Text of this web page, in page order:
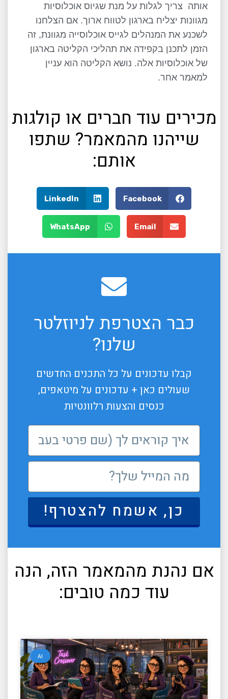
אותה צריך לגלות על מנת שגיוס אוכלוסיות
מגוונות יצליח בארגון לטווח ארוך. אם הצלחנו
לשכנע את המנהלים לגייס אוכלוסייה מגוונת, זה
הזמן לתכנן בקפידה את תהליכי הקליטה בארגון
של אוכלוסיות אלה. נושא הקליטה הוא עניין
למאמר אחר.
מכירים עוד חברים או קולגות
שייהנו מהמאמר? שתפו
אותם:
Facebook
LinkedIn
Email
WhatsApp
כבר הצטרפת לניוזלטר
שלנו?
קבלו עדכונים על כל התכנים החדשים
שעולים כאן + עדכונים על מיטאפים,
כנסים והצעות רלוונטיות
כן, אשמח להצטרף!
אם נהנת מהמאמר הזה, הנה
עוד כמה טובים:
AI